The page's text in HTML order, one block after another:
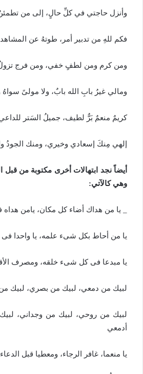
وأنزل حاجتي في كلِّ حالٍ، إلى من
فكم للهِ من تدبير أمر، طوتهُ عن
ومن كرم ومن لطفٍ خفي، ومن فرج
ومالي غيرُ بابِ الله بابٌ، ولا مولىً سواهُ
كريمٌ منعمٌ بَرٌّ لطيف، جميلُ السَتر
إلهي مِنكَ إسعادي وخيري، ومنك الجودُ
أيضاً نجد ابتهالات أخرى مكتوبة من قبل
وهي كالآتي:
يا من هداك أضاء كل مكان، يامن هداه
يا من أحاط بكل شىء علمه، يا واحدا فى
يا مبدعا فى كل شىء خلقه، ومصرف
لبيك من دمعي، لبيك من بصري، لبيك
لبيك من روحي، لبيك من وجداني، لبيك
أدمعي
يا منعما، غافر الرجاء، ومعطيا قبل الدعاء